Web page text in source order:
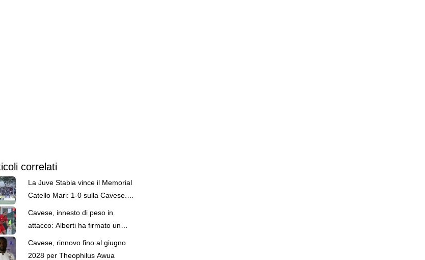
correlati
La Juve Stabia vince il Memorial
Catello Mari: 1-0 sulla Cavese.
Decide Sandrucci
Cavese, innesto di peso in
attacco: Alberti ha firmato un
Cavese, rinnovo fino al giugno
2028 per Theophilus Awua